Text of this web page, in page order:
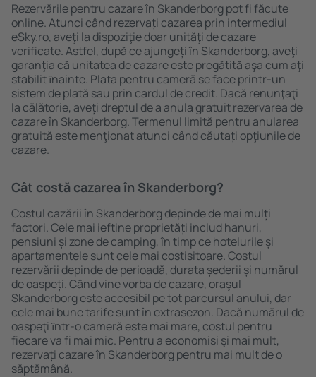
Rezervările pentru cazare în Skanderborg pot fi făcute
online. Atunci când rezervați cazarea prin intermediul
eSky.ro, aveţi la dispoziţie doar unităţi de cazare
verificate. Astfel, după ce ajungeți în Skanderborg, aveţi
garanţia că unitatea de cazare este pregătită aşa cum aţi
stabilit ȋnainte. Plata pentru cameră se face printr-un
sistem de plată sau prin cardul de credit. Dacă renunţaţi
la călătorie, aveți dreptul de a anula gratuit rezervarea de
cazare în Skanderborg. Termenul limită pentru anularea
gratuită este menţionat atunci când căutați opţiunile de
cazare.
Cât costă cazarea în Skanderborg?
Costul cazării în Skanderborg depinde de mai mulți
factori. Cele mai ieftine proprietăți includ hanuri,
pensiuni și zone de camping, în timp ce hotelurile și
apartamentele sunt cele mai costisitoare. Costul
rezervării depinde de perioadă, durata șederii și numărul
de oaspeți. Când vine vorba de cazare, oraşul
Skanderborg este accesibil pe tot parcursul anului, dar
cele mai bune tarife sunt în extrasezon. Dacă numărul de
oaspeţi ȋntr-o cameră este mai mare, costul pentru
fiecare va fi mai mic. Pentru a economisi şi mai mult,
rezervați cazare în Skanderborg pentru mai mult de o
săptămână.